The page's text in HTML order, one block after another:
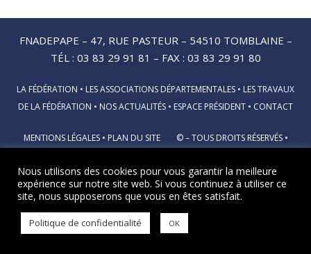
FNADEPAPE – 47, RUE PASTEUR – 54510 TOMBLAINE –
TÉL : 03 83 29 91 81 – FAX : 03 83 29 91 80
LA FÉDÉRATION • LES ASSOCIATIONS DÉPARTEMENTALES • LES TRAVAUX
DE LA FÉDÉRATION • NOS ACTUALITÉS • ESPACE PRÉSIDENT • CONTACT
MENTIONS LÉGALES• PLAN DU SITE
© – TOUS DROITS RÉSERVÉS •
Nous utilisons des cookies pour vous garantir la meilleure
expérience sur notre site web. Si vous continuez à utiliser ce
site, nous supposerons que vous en êtes satisfait.
Politique de confidentialité OK